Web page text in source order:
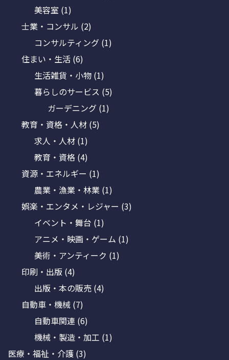
美容室 (1)
士業・コンサル (2)
コンサルティング (1)
住まい・生活 (6)
生活雑貨・小物 (1)
暮らしのサービス (5)
ガーデニング (1)
教育・資格・人材 (5)
求人・人材 (1)
教育・資格 (4)
資源・エネルギー (1)
農業・漁業・林業 (1)
娯楽・エンタメ・レジャー (3)
イベント・舞台 (1)
アニメ・映画・ゲーム (1)
美術・アンティーク (1)
印刷・出版 (4)
出版・本の販売 (4)
自動車・機械 (7)
自動車関連 (6)
機械・製造・加工 (1)
医療・福祉・介護 (3)